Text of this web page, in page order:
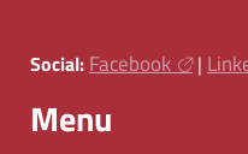
Social: Facebook |
Menu